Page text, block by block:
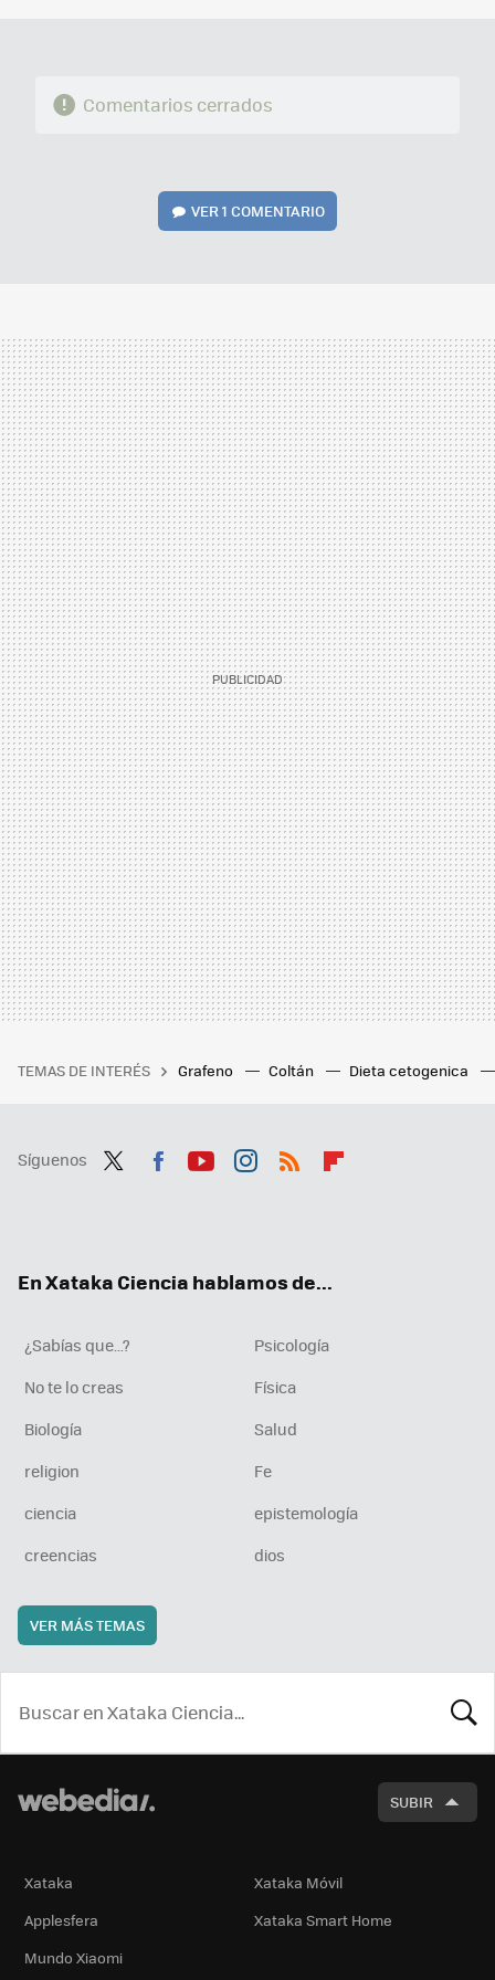
Comentarios cerrados
VER1 COMENTARIO
TEMAS DE INTERÉS Grafeno Coltán Dieta cetogenica
Síguenos
En Xataka Ciencia hablamos de...
¿Sabías que...?
Psicología
No te lo creas
Física
Biología
Salud
religion
Fe
ciencia
epistemología
creencias
dios
VER MÁS TEMAS
SUBIR
Xataka
Xataka Móvil
Applesfera
Xataka Smart Home
Mundo Xiaomi